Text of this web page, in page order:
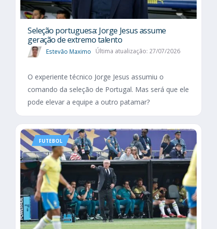
Seleção portuguesa: Jorge Jesus assume
geração de extremo talento
Estevão Maximo Última atualização: 27/07/2026
O experiente técnico Jorge Jesus assumiu o
comando da seleção de Portugal. Mas será que ele
pode elevar a equipe a outro patamar?
FUTEBOL